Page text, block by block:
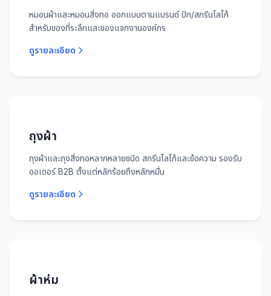
หมอนผ้าและหมอนสิ่งทอ ออกแบบตามแบรนด์ ปัก/สกรีนโลโก้
สำหรับของที่ระลึกและของแจกงานองค์กร
ดูรายละเอียด
ถุงผ้า
ถุงผ้าและถุงสิ่งทอหลากหลายชนิด สกรีนโลโก้และข้อความ รองรับ
ออเดอร์ B2B ตั้งแต่หลักร้อยถึงหลักหมื่น
ดูรายละเอียด
ผ้าห่ม